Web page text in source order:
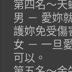
第四名～天
男 － 愛妳
護妳免受傷
女 － 一旦
可以。